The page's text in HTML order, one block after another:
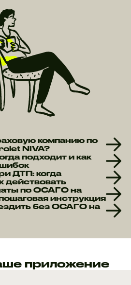
компанию по
NIVA?
подходит и как
ДТП: когда
действовать
по ОСАГО на
инструкция
без ОСАГО на
приложение